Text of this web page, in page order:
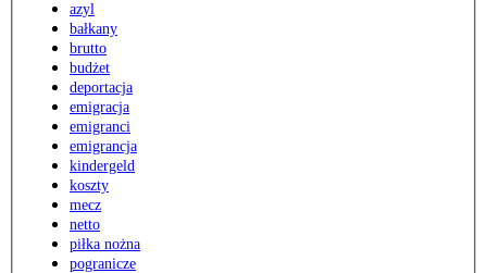
azyl
bałkany
brutto
budżet
deportacja
emigracja
emigranci
emigrancja
kindergeld
koszty
mecz
netto
piłka nożna
pogranicze